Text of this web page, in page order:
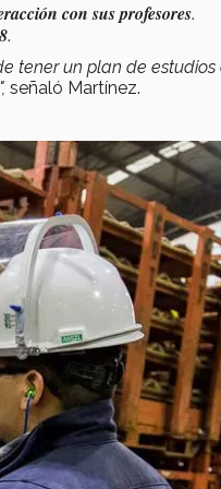
con sus profesores.
.
tener un plan de estudios
", señaló Martínez.